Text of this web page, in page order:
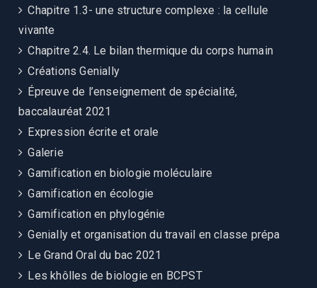
Chapitre 1.3- une structure complexe : la cellule
vivante
Chapitre 2.4. Le bilan thermique du corps humain
Créations Genially
Épreuve de l’enseignement de spécialité,
baccalauréat 2021
Expression écrite et orale
Galerie
Gamification en biologie moléculaire
Gamification en écologie
Gamification en phylogénie
Genially et organisation du travail en classe prépa
Le Grand Oral du bac 2021
Les khôlles de biologie en BCPST